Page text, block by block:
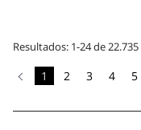
Resultados: 1-24 de 22.735
1 2 3 4 5